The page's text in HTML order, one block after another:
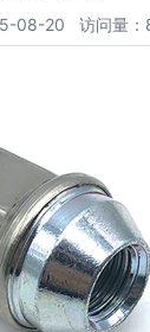
08-20 访问量：